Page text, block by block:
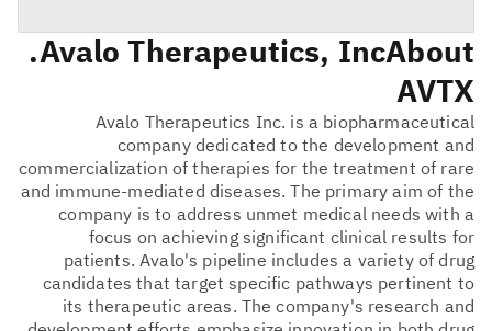
About
Avalo Therapeutics, Inc.
AVTX
Avalo Therapeutics Inc. is a biopharmaceutical
company dedicated to the development and
commercialization of therapies for the treatment of rare
and immune-mediated diseases. The primary aim of the
company is to address unmet medical needs with a
focus on achieving significant clinical results for
patients. Avalo's pipeline includes a variety of drug
candidates that target specific pathways pertinent to
its therapeutic areas. The company's research and